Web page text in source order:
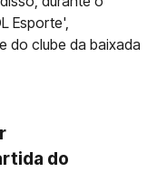
Esporte',
do clube da baixada
do